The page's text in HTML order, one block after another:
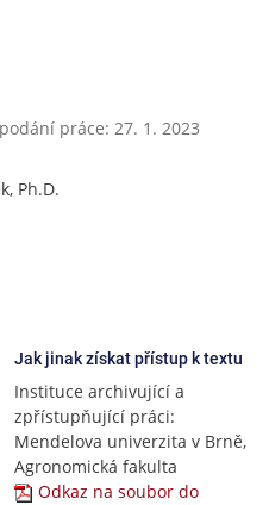
práce: 27. 1. 2023
Ph.D.
Jak jinak získat přístup k textu
Instituce archivující a
zpřístupňující práci:
Mendelova univerzita v Brně,
Agronomická fakulta
Odkaz na soubor do